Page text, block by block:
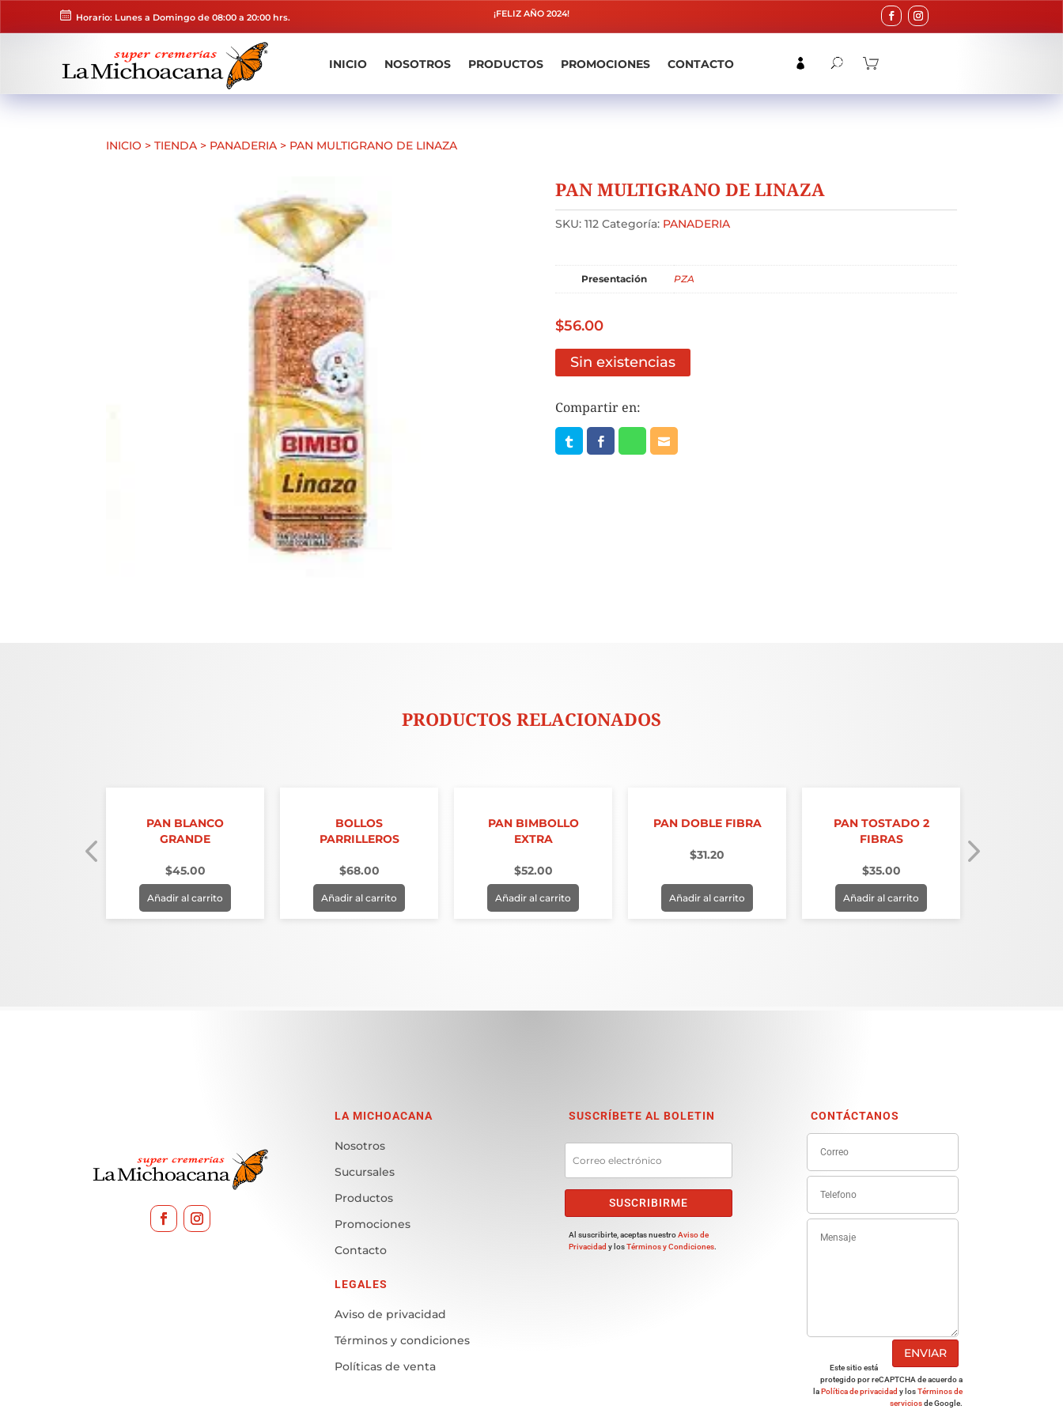
Horario: Lunes a Domingo de 08:00 a 20:00 hrs. ¡FELIZ AÑO 2024!
INICIO NOSOTROS PRODUCTOS PROMOCIONES CONTACTO
INICIO >TIENDA > PANADERIA > PAN MULTIGRANO DE LINAZA
PAN MULTIGRANO DE LINAZA
SKU: 112 Categoría: PANADERIA
Presentación PZA
$56.00
Sin existencias
Compartir en:
PRODUCTOS RELACIONADOS
PAN BLANCO
GRANDE
$45.00
Añadir al carrito
BOLLOS
PARRILLEROS
$68.00
Añadir al carrito
PAN BIMBOLLO
EXTRA
$52.00
Añadir al carrito
PAN DOBLE FIBRA
$31.20
Añadir al carrito
PAN TOSTADO 2
FIBRAS
$35.00
Añadir al carrito
LA MICHOACANA
Nosotros
Sucursales
Productos
Promociones
Contacto
LEGALES
Aviso de privacidad
Términos y condiciones
Políticas de venta
SUSCRÍBETE AL BOLETIN
SUSCRIBIRME
Al suscribirte, aceptas nuestroAviso de
Privacidad y losTérminos y Condiciones.
CONTÁCTANOS
ENVIAR
Este sitio está
protegido por reCAPTCHA de acuerdo a
laPolítica de privacidad y losTérminos de
serviciosde Google.